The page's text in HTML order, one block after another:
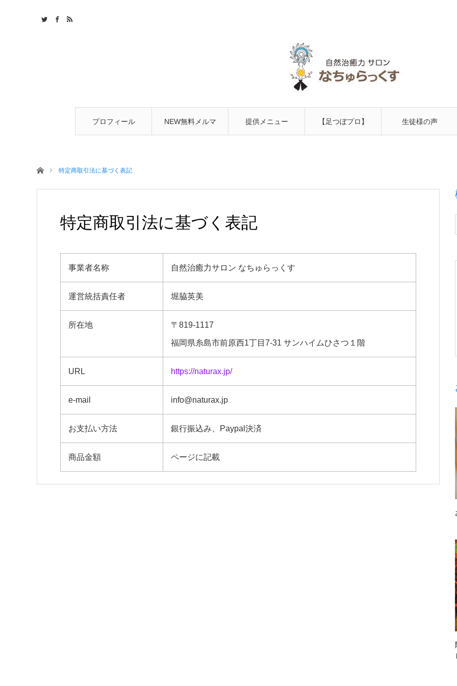
プロフィール NEW無料メルマ 提供メニュー 【足つぼプロ】 生徒様の声
ホーム特定商取引法に基づく表記
特定商取引法に基づく表記
事業者名称 自然治癒力サロン なちゅらっくす
運営統括責任者 堀脇英美
所在地 〒819-1117
福岡県糸島市前原西1丁目7-31 サンハイムひさつ１階
URL https://naturax.jp/
e-mail info@naturax.jp
お支払い方法 銀行振込み、Paypal決済
商品金額 ページに記載